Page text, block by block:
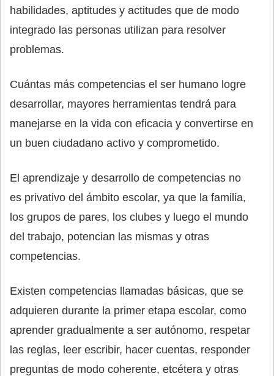
habilidades, aptitudes y actitudes que de modo
integrado las personas utilizan para resolver
problemas.
Cuántas más competencias el ser humano logre
desarrollar, mayores herramientas tendrá para
manejarse en la vida con eficacia y convertirse en
un buen ciudadano activo y comprometido.
El aprendizaje y desarrollo de competencias no
es privativo del ámbito escolar, ya que la familia,
los grupos de pares, los clubes y luego el mundo
del trabajo, potencian las mismas y otras
competencias.
Existen competencias llamadas básicas, que se
adquieren durante la primer etapa escolar, como
aprender gradualmente a ser autónomo, respetar
las reglas, leer escribir, hacer cuentas, responder
preguntas de modo coherente, etcétera y otras